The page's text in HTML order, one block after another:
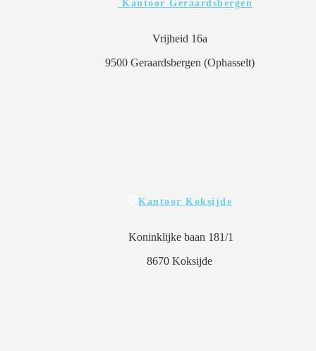
Kantoor Geraardsbergen
Vrijheid 16a
9500 Geraardsbergen (Ophasselt)
Kantoor Koksijde
Koninklijke baan 181/1
8670 Koksijde